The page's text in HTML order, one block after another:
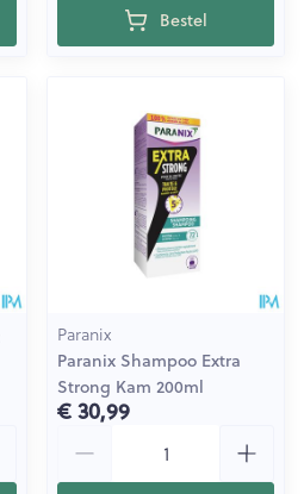
Bestel
Paranix
Paranix Shampoo Extra
Strong Kam 200ml
€ 30,99